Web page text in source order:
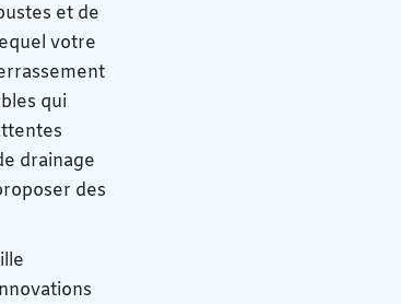
et de
votre
qui
drainage
des